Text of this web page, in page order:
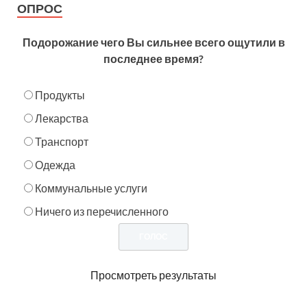
ОПРОС
Подорожание чего Вы сильнее всего ощутили в
последнее время?
Продукты
Лекарства
Транспорт
Одежда
Коммунальные услуги
Ничего из перечисленного
Просмотреть результаты